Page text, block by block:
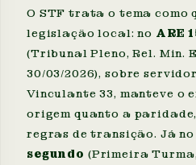
O STF trata o tema como
legislação local: no ARE
(Tribunal Pleno, Rel. Min.
30/03/2026), sobre
Vinculante 33, manteve o
origem quanto a
regras de transição. Já no
segundo (Primeira